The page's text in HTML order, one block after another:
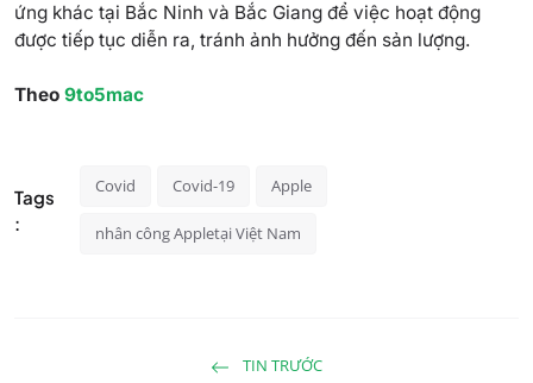
ứng khác tại Bắc Ninh và Bắc Giang để việc hoạt động
được tiếp tục diễn ra, tránh ảnh hưởng đến sản lượng.
Theo 9to5mac
Tags
:
Covid Covid-19 Apple
nhân công Appletại Việt Nam
TIN TRƯỚC